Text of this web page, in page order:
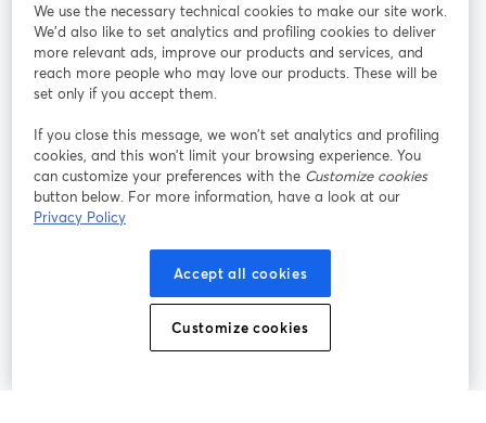
Mitmachen
Webinar Facebook
wird in einem neuen Tab geöffnet
X (Twitter)
wird in einem neuen Tab geöffnet
Nutzungsbedingungen
wird in einem neuen Tab geöffnet
Datenschutzrichtlinie
wird in einem neuen Tab geöffnet
Cookie-Richtlinie
Cookie-Einstellungen Hilfe-Center
We use the necessary technical cookies to make our site work.
We'd also like to set analytics and profiling cookies to deliver
more relevant ads, improve our products and services, and
reach more people who may love our products. These will be
set only if you accept them.
If you close this message, we won’t set analytics and profiling
cookies, and this won’t limit your browsing experience. You
can customize your preferences with the Customize cookies
button below. For more information, have a look at our
Privacy Policy
Accept all cookies
Customize cookies